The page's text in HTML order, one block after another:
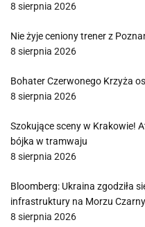
8 sierpnia 2026
Nie żyje ceniony trener z
8 sierpnia 2026
Bohater Czerwonego Krzyża
8 sierpnia 2026
Szokujące sceny w Krakowie!
bójka w tramwaju
8 sierpnia 2026
Bloomberg: Ukraina zgodziła
infrastruktury na Morzu
8 sierpnia 2026